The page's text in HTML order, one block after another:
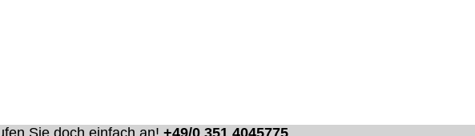
finden Sie unter